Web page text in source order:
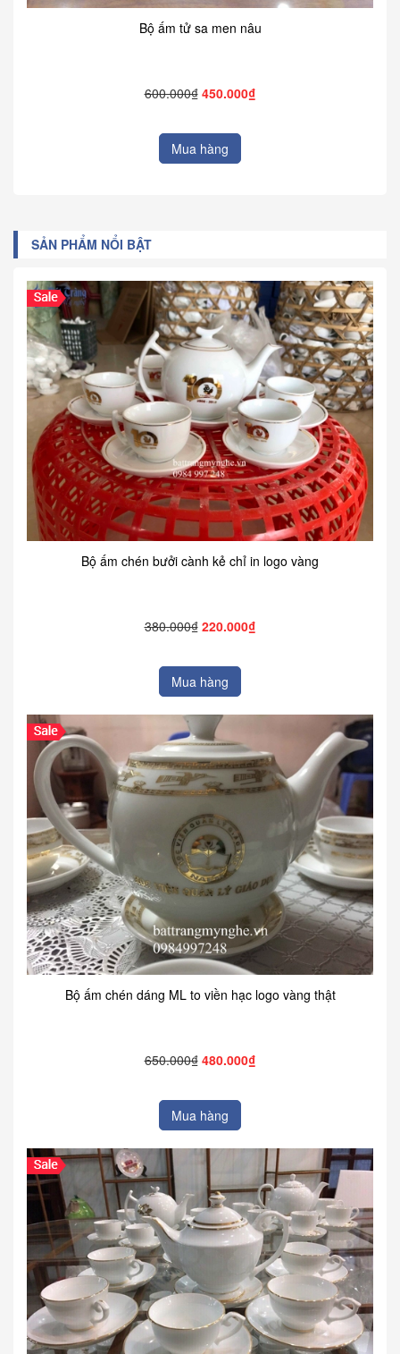
Bộ ấm tử sa men nâu
600.000₫ 450.000₫
Mua hàng
SẢN PHẨM NỔI BẬT
Bộ ấm chén bưởi cành kẻ chỉ in logo vàng
380.000₫ 220.000₫
Mua hàng
Bộ ấm chén dáng ML to viền hạc logo vàng thật
650.000₫ 480.000₫
Mua hàng